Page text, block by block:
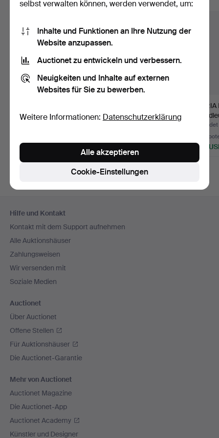
Mitte des 20.
41 USD
SØRENSEN.
8-13…
8
220
Navigation
Hilfe und Kontakt
Kontakt mit dem Support aufnehmen
Alle Auktionshäuser
Zahlungsweisen
Wir versenden mit
Soziale Medien
Auctionet
Über Auctionet
Offene Stellen
Für Auktionshäuser
Die Auctionet-Garantie
Mehr von Auctionet
Auctionet Magazine
Die Auctionet-App
Auctionet Academy
Künstler und Designer
selbst verwalten können, werden verwendet, um:
Inhalte und Funktionen an Ihre Nutzung der
Website anzupassen.
Auctionet zu entwickeln und verbessern.
Neuigkeiten und Inhalte auf externen
Websites für Sie zu bewerben.
Weitere Informationen: Datenschutzerklärung
Cookie-Einstellungen
Alle akzeptieren